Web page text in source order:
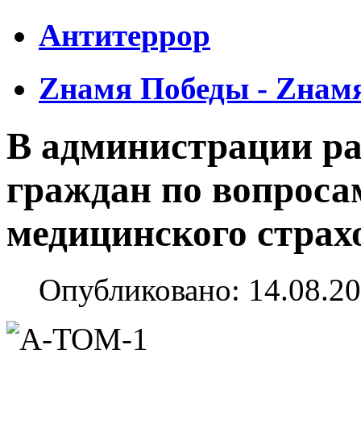
Антитеррор
Zнамя Победы -
В администрации
граждан по
медицинского
Опубликовано: